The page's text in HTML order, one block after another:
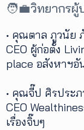
🧑‍💼วิทยากรผู้
• คุณตาล ภูวนัย
CEO ผู้ก่อตั้ง
place อสังหาฯ
• คุณจี๊ป ศิรประ
CEO
เรื่องจิ๊บๆ